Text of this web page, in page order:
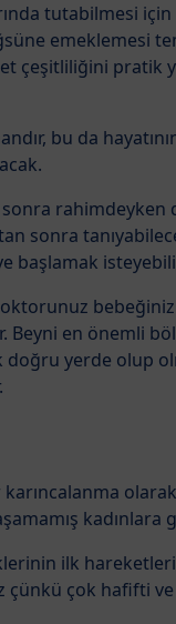
tutabilmesi
emeklemesi
çeşitliliğini pratik
bu da
sonra
başlamak
Beyni en önemli
yerde olup
kadınlara
ilk
çok hafifti ve